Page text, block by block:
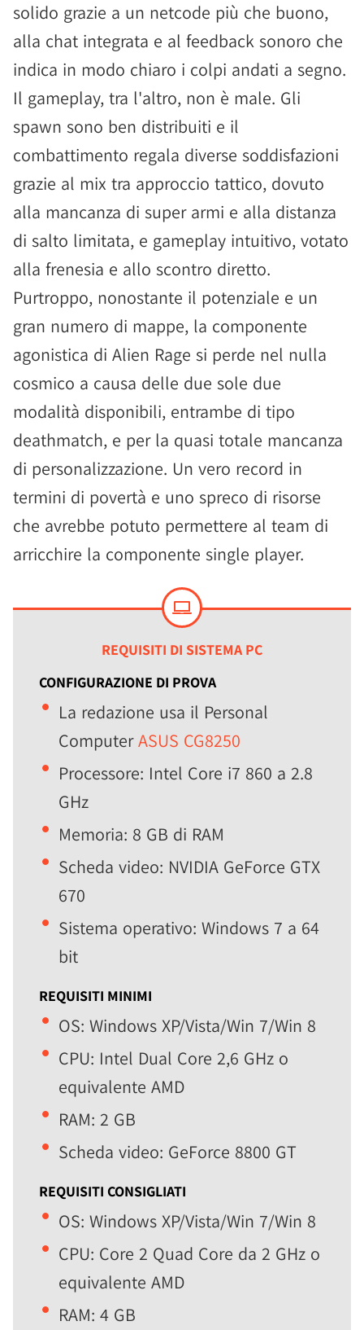
solido grazie a un netcode più che buono,
alla chat integrata e al feedback sonoro che
indica in modo chiaro i colpi andati a segno.
Il gameplay, tra l'altro, non è male. Gli
spawn sono ben distribuiti e il
combattimento regala diverse soddisfazioni
grazie al mix tra approccio tattico, dovuto
alla mancanza di super armi e alla distanza
di salto limitata, e gameplay intuitivo, votato
alla frenesia e allo scontro diretto.
Purtroppo, nonostante il potenziale e un
gran numero di mappe, la componente
agonistica di Alien Rage si perde nel nulla
cosmico a causa delle due sole due
modalità disponibili, entrambe di tipo
deathmatch, e per la quasi totale mancanza
di personalizzazione. Un vero record in
termini di povertà e uno spreco di risorse
che avrebbe potuto permettere al team di
arricchire la componente single player.
REQUISITI DI SISTEMA PC
CONFIGURAZIONE DI PROVA
La redazione usa il Personal
ComputerASUS CG8250
Processore: Intel Core i7 860 a 2.8
GHz
Memoria: 8 GB di RAM
Scheda video: NVIDIA GeForce GTX
670
Sistema operativo: Windows 7 a 64
bit
REQUISITI MINIMI
OS: Windows XP/Vista/Win 7/Win 8
CPU: Intel Dual Core 2,6 GHz o
equivalente AMD
RAM: 2 GB
Scheda video: GeForce 8800 GT
REQUISITI CONSIGLIATI
OS: Windows XP/Vista/Win 7/Win 8
CPU: Core 2 Quad Core da 2 GHz o
equivalente AMD
RAM: 4 GB